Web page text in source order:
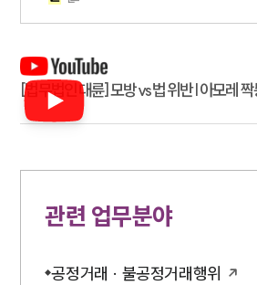
[법무법인 대륜] 모방 vs 법 위반 | 아모레
관련 업무분야
공정거래 · 불공정거래행위